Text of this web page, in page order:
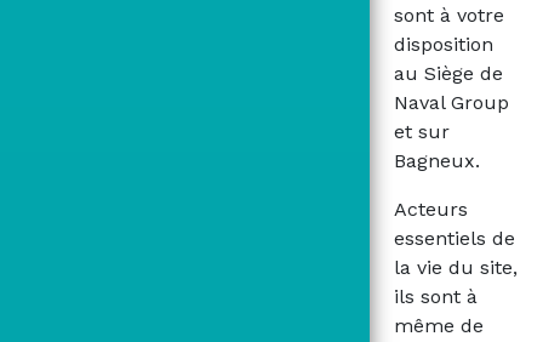
sont à votre
disposition
au Siège de
Naval Group
et sur
Bagneux.
Acteurs
essentiels de
la vie du site,
ils sont à
même de